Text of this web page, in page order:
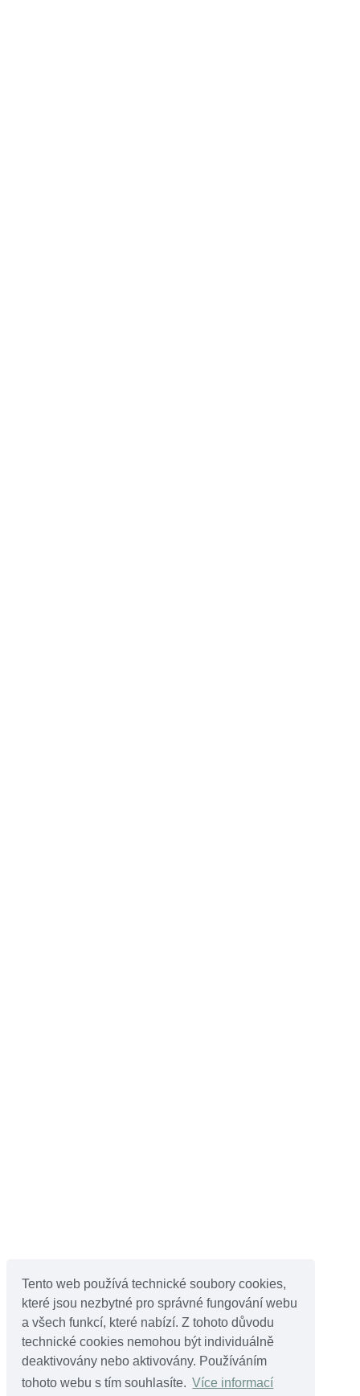
Tento web používá technické soubory cookies,
které jsou nezbytné pro správné fungování webu
a všech funkcí, které nabízí. Z tohoto důvodu
technické cookies nemohou být individuálně
deaktivovány nebo aktivovány. Používáním
tohoto webu s tím souhlasíte. Více informací